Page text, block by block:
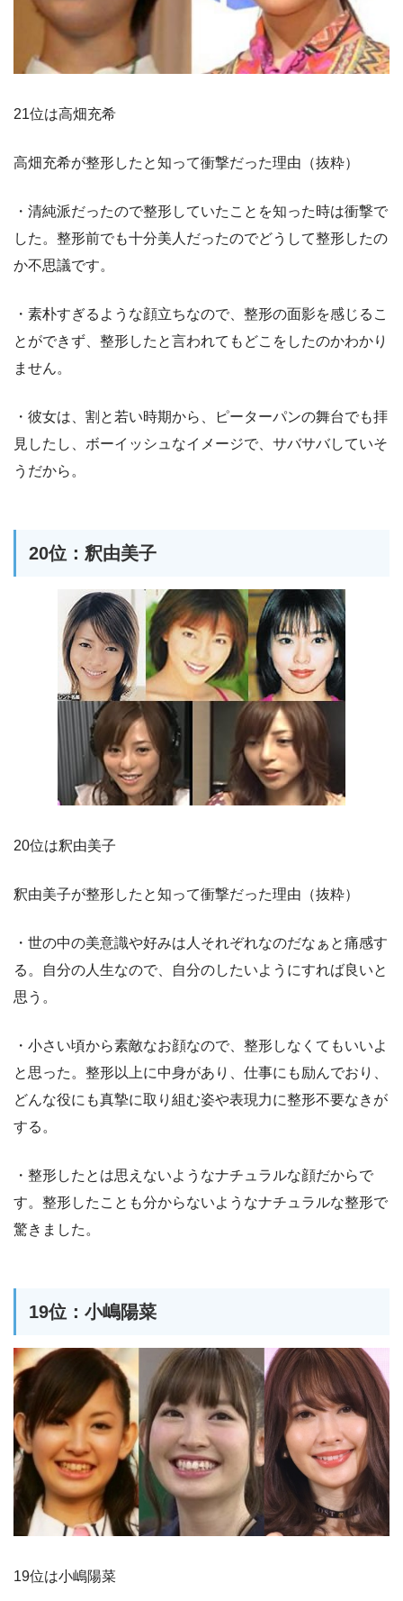
21位は高畑充希
高畑充希が整形したと知って衝撃だった理由（抜粋）
・清純派だったので整形していたことを知った時は衝撃で
した。整形前でも十分美人だったのでどうして整形したの
か不思議です。
・素朴すぎるような顔立ちなので、整形の面影を感じるこ
とができず、整形したと言われてもどこをしたのかわかり
ません。
・彼女は、割と若い時期から、ピーターパンの舞台でも拝
見したし、ボーイッシュなイメージで、サバサバしていそ
うだから。
20位：釈由美子
20位は釈由美子
釈由美子が整形したと知って衝撃だった理由（抜粋）
・世の中の美意識や好みは人それぞれなのだなぁと痛感す
る。自分の人生なので、自分のしたいようにすれば良いと
思う。
・小さい頃から素敵なお顔なので、整形しなくてもいいよ
と思った。整形以上に中身があり、仕事にも励んでおり、
どんな役にも真摯に取り組む姿や表現力に整形不要なきが
する。
・整形したとは思えないようなナチュラルな顔だからで
す。整形したことも分からないようなナチュラルな整形で
驚きました。
19位：小嶋陽菜
19位は小嶋陽菜